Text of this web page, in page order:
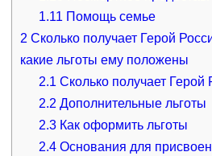
1.11 Помощь семье
2 Сколько получает Герой
какие льготы ему положены
2.1 Сколько получает Герой
2.2 Дополнительные льготы
2.3 Как оформить льготы
2.4 Основания для